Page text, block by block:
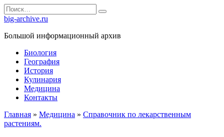
Перейти
к
содержанию
Search
for:
big-archive.ru
Большой информационный архив
Биология
География
История
Кулинария
Медицина
Контакты
Главная » Медицина » Справочник по лекарственным
растениям.